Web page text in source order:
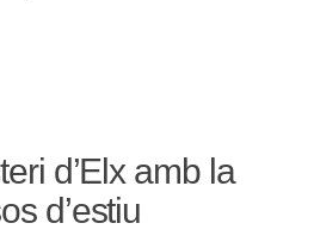
d’Elx amb la
d’estiu